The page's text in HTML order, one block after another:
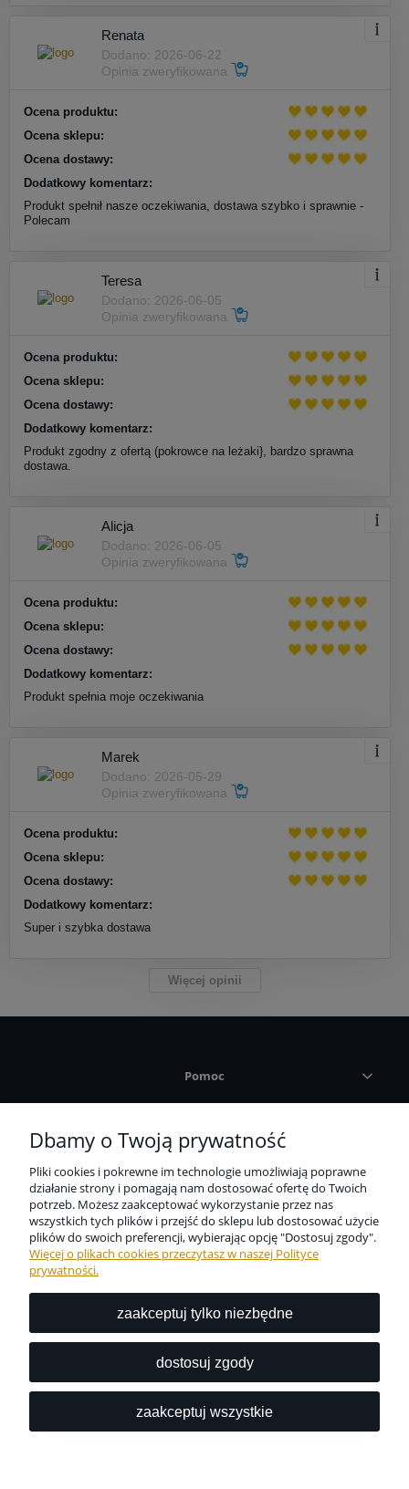
Renata
Dodano: 2026-06-22
Opinia zweryfikowana
Ocena produktu:
Ocena sklepu:
Ocena dostawy:
Dodatkowy komentarz:
Produkt spełnił nasze oczekiwania, dostawa szybko i sprawnie -
Polecam
Teresa
Dodano: 2026-06-05
Opinia zweryfikowana
Ocena produktu:
Ocena sklepu:
Ocena dostawy:
Dodatkowy komentarz:
Produkt zgodny z ofertą (pokrowce na leżaki}, bardzo sprawna
dostawa.
Alicja
Dodano: 2026-06-05
Opinia zweryfikowana
Ocena produktu:
Ocena sklepu:
Ocena dostawy:
Dodatkowy komentarz:
Produkt spełnia moje oczekiwania
Marek
Dodano: 2026-05-29
Opinia zweryfikowana
Ocena produktu:
Ocena sklepu:
Ocena dostawy:
Dodatkowy komentarz:
Super i szybka dostawa
Więcej opinii
Pomoc
Płatności i dostawa
Informacje
O nas
Niezbędne zabezpieczenie dla wszystkich przedmiotów
Z nami to możliwe.
Dbamy o Twoją prywatność
Pliki cookies i pokrewne im technologie umożliwiają poprawne
działanie strony i pomagają nam dostosować ofertę do Twoich
potrzeb. Możesz zaakceptować wykorzystanie przez nas
wszystkich tych plików i przejść do sklepu lub dostosować użycie
plików do swoich preferencji, wybierając opcję "Dostosuj zgody".
Więcej o plikach cookies przeczytasz w naszej Polityce
prywatności.
zaakceptuj tylko niezbędne
dostosuj zgody
zaakceptuj wszystkie